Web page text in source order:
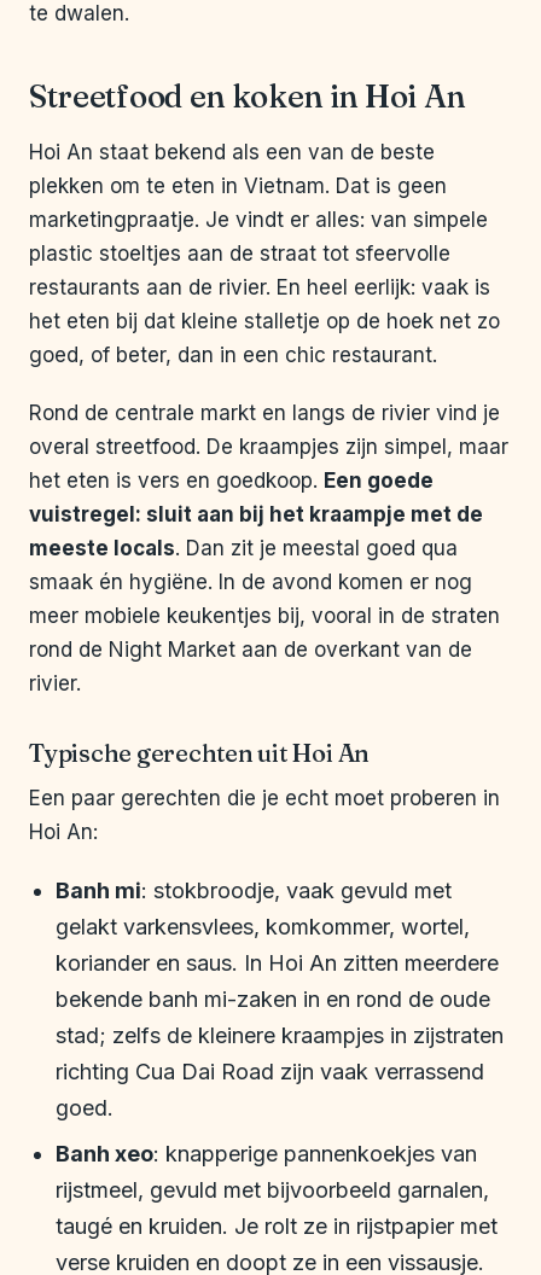
te dwalen.
Streetfood en koken in Hoi An
Hoi An staat bekend als een van de beste
plekken om te eten in Vietnam. Dat is geen
marketingpraatje. Je vindt er alles: van simpele
plastic stoeltjes aan de straat tot sfeervolle
restaurants aan de rivier. En heel eerlijk: vaak is
het eten bij dat kleine stalletje op de hoek net zo
goed, of beter, dan in een chic restaurant.
Rond de centrale markt en langs de rivier vind je
overal streetfood. De kraampjes zijn simpel, maar
het eten is vers en goedkoop. Een goede
vuistregel: sluit aan bij het kraampje met de
meeste locals. Dan zit je meestal goed qua
smaak én hygiëne. In de avond komen er nog
meer mobiele keukentjes bij, vooral in de straten
rond de Night Market aan de overkant van de
rivier.
Typische gerechten uit Hoi An
Een paar gerechten die je echt moet proberen in
Hoi An:
Banh mi: stokbroodje, vaak gevuld met
gelakt varkensvlees, komkommer, wortel,
koriander en saus. In Hoi An zitten meerdere
bekende banh mi-zaken in en rond de oude
stad; zelfs de kleinere kraampjes in zijstraten
richting Cua Dai Road zijn vaak verrassend
goed.
Banh xeo: knapperige pannenkoekjes van
rijstmeel, gevuld met bijvoorbeeld garnalen,
taugé en kruiden. Je rolt ze in rijstpapier met
verse kruiden en doopt ze in een vissausje.